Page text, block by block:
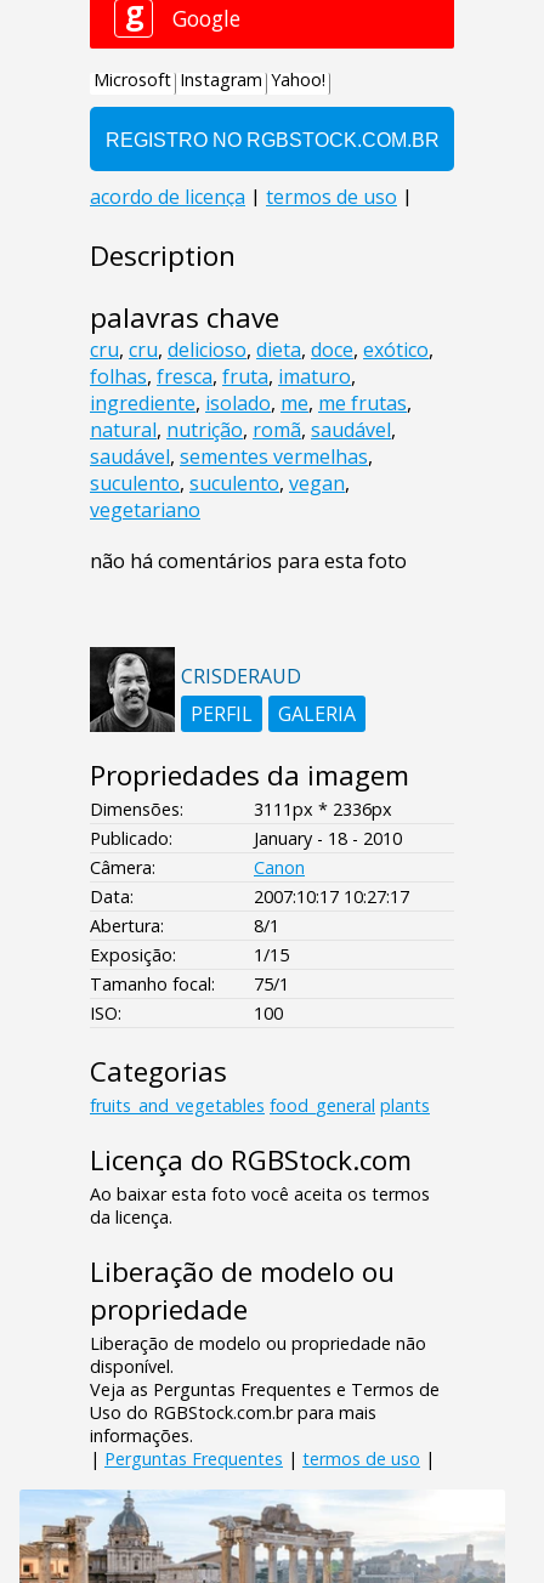
Description
palavras chave
cru, cru, delicioso, dieta, doce, exótico,
folhas, fresca, fruta, imaturo,
ingrediente, isolado, me, me frutas,
natural, nutrição, romã, saudável,
saudável, sementes vermelhas,
suculento, suculento, vegan,
vegetariano
não há comentários para esta foto
CRISDERAUD
PERFIL
GALERIA
Propriedades da imagem
Dimensões:
3111px * 2336px
Publicado:
January - 18 - 2010
Câmera:
Canon
Data:
2007:10:17 10:27:17
Abertura:
8/1
Exposição:
1/15
Tamanho focal:
75/1
ISO:
100
Categorias
fruits_and_vegetables food_general plants
Licença do RGBStock.com
Ao baixar esta foto você aceita os termos
da licença.
Liberação de modelo ou
propriedade
Liberação de modelo ou propriedade não
disponível.
Veja as Perguntas Frequentes e Termos de
Uso do RGBStock.com.br para mais
informações.
| Perguntas Frequentes | termos de uso |